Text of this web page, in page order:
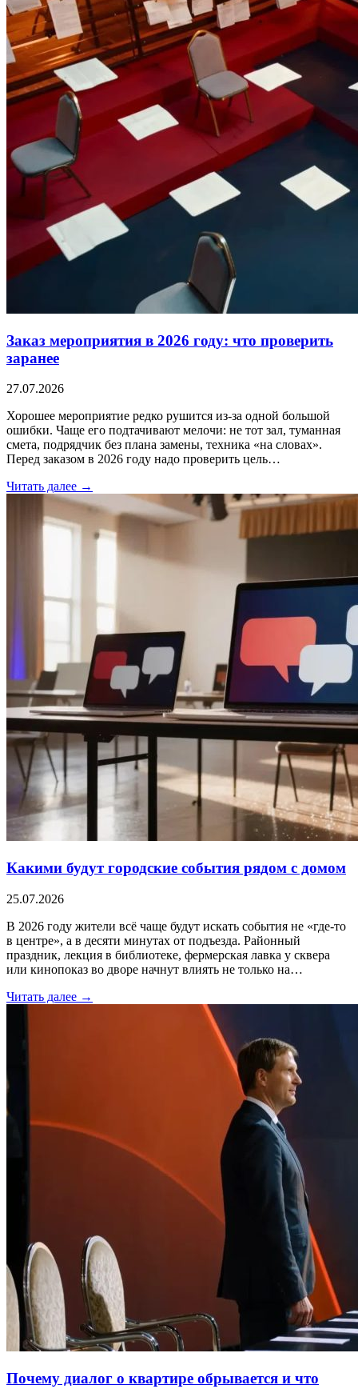
Заказ мероприятия в 2026 году: что проверить
заранее
27.07.2026
Хорошее мероприятие редко рушится из-за одной большой
ошибки. Чаще его подтачивают мелочи: не тот зал, туманная
смета, подрядчик без плана замены, техника «на словах».
Перед заказом в 2026 году надо проверить цель…
Читать далее →
Какими будут городские события рядом с домом
25.07.2026
В 2026 году жители всё чаще будут искать события не «где-то
в центре», а в десяти минутах от подъезда. Районный
праздник, лекция в библиотеке, фермерская лавка у сквера
или кинопоказ во дворе начнут влиять не только на…
Читать далее →
Почему диалог о квартире обрывается и что